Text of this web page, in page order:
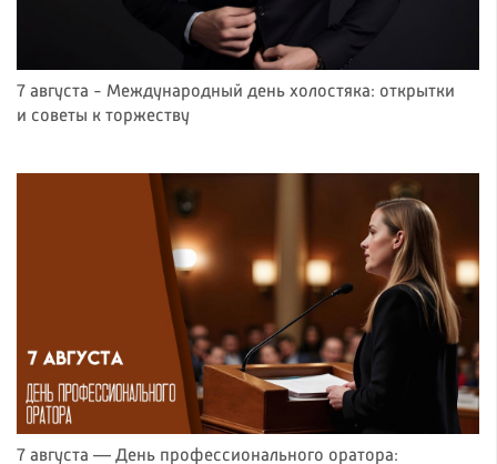
7 августа - Международный день холостяка: открытки
и советы к торжеству
7 августа — День профессионального оратора: